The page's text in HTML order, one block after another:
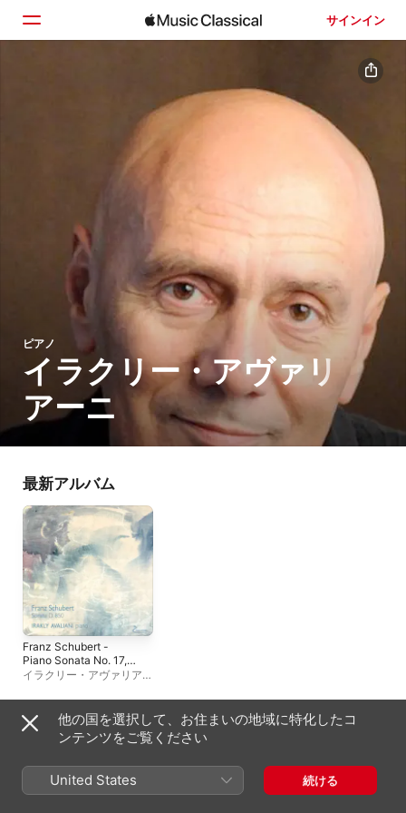
サインイン
ピアノ
イラクリー・アヴァリ
アーニ
最新アルバム
Franz Schubert -
Piano Sonata No. 17,
D. 850
イラクリー・アヴァリアー
その他のアーティスト
他の国を選択して、お住まいの地域に特化したコ
ンテンツをご覧ください
United States 続ける